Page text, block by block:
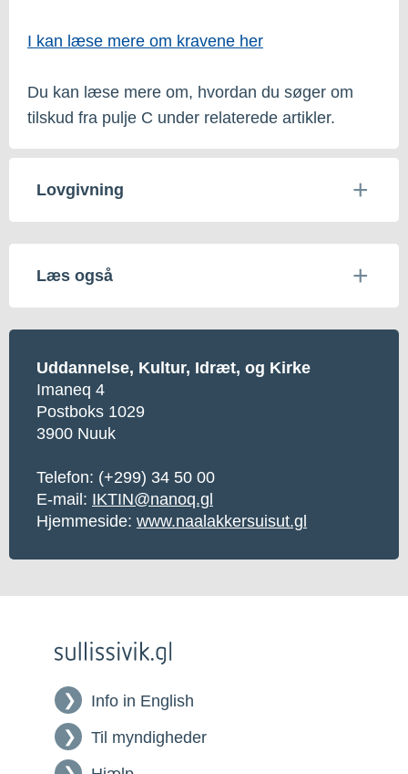
I kan læse mere om kravene her
Du kan læse mere om, hvordan du søger om
tilskud fra pulje C under relaterede artikler.
Lovgivning
Læs også
Uddannelse, Kultur, Idræt, og Kirke
Imaneq 4
Postboks 1029
3900 Nuuk
Telefon: (+299) 34 50 00
E-mail: IKTIN@nanoq.gl
Hjemmeside: www.naalakkersuisut.gl
Info in English
Til myndigheder